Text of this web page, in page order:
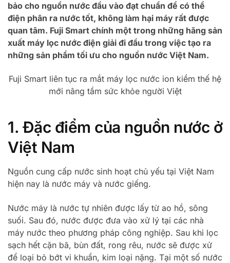
bảo cho nguồn nước đầu vào đạt chuẩn để có thể
điện phân ra nước tốt, không làm hại máy rất được
quan tâm. Fuji Smart chính một trong những hãng sản
xuất máy lọc nước điện giải đi đầu trong việc tạo ra
những sản phẩm tối ưu cho nguồn nước Việt Nam.
Fuji Smart liên tục ra mắt máy lọc nước ion kiềm thế hệ
mới nâng tầm sức khỏe người Việt
1. Đặc điểm của nguồn nước ở
Việt Nam
Nguồn cung cấp nước sinh hoạt chủ yếu tại Việt Nam
hiện nay là nước máy và nước giếng.
Nước máy là nước tự nhiên được lấy từ ao hồ, sông
suối. Sau đó, nước được đưa vào xử lý tại các nhà
máy nước theo phương pháp công nghiệp. Sau khi lọc
sạch hết cặn bã, bùn đất, rong rêu, nước sẽ được xử
để loại bỏ bớt vi khuẩn, kim loại nặng. Tại một số nước